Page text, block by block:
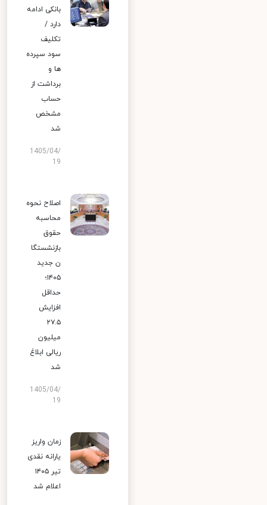
بانکی ادامه
دارد /
تکلیف
سود سپرده
ها و
برداشت از
حساب
مشخص
شد
1405/04/
19
اصلاح نحوه
محاسبه
حقوق
بازنشستگا
ن جدید
۱۴۰۵؛
حداقل
افزایش
۲۷.۵
میلیون
ریالی ابلاغ
شد
1405/04/
19
زمان واریز
یارانه نقدی
تیر ۱۴۰۵
اعلام شد